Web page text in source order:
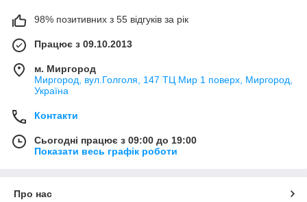
98% позитивних з 55 відгуків за рік
Працює з 09.10.2013
м. Миргород
Миргород, вул.Голголя, 147 ТЦ Мир 1 поверх, Миргород,
Україна
Контакти
Сьогодні працює з 09:00 до 19:00
Показати весь графік роботи
Про нас